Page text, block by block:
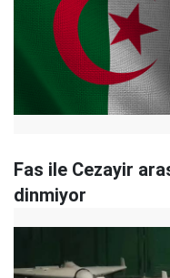
Fas ile Cezayir
dinmiyor